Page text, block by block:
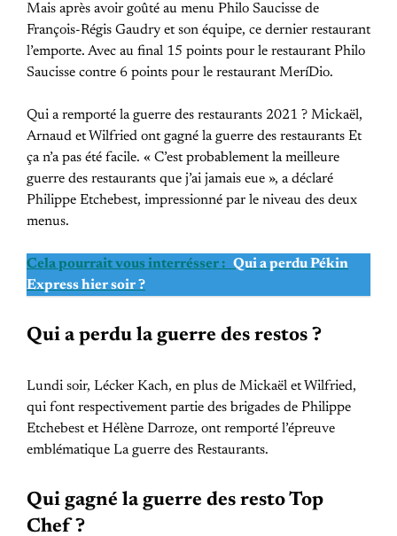
Mais après avoir goûté au menu Philo Saucisse de
François-Régis Gaudry et son équipe, ce dernier restaurant
l’emporte. Avec au final 15 points pour le restaurant Philo
Saucisse contre 6 points pour le restaurant MeríDio.
Qui a remporté la guerre des restaurants 2021 ? Mickaël,
Arnaud et Wilfried ont gagné la guerre des restaurants Et
ça n’a pas été facile. « C’est probablement la meilleure
guerre des restaurants que j’ai jamais eue », a déclaré
Philippe Etchebest, impressionné par le niveau des deux
menus.
Cela pourrait vous interrésser : Qui a perdu Pékin
Express hier soir ?
Qui a perdu la guerre des restos ?
Lundi soir, Lécker Kach, en plus de Mickaël et Wilfried,
qui font respectivement partie des brigades de Philippe
Etchebest et Hélène Darroze, ont remporté l’épreuve
emblématique La guerre des Restaurants.
Qui gagné la guerre des resto Top
Chef ?